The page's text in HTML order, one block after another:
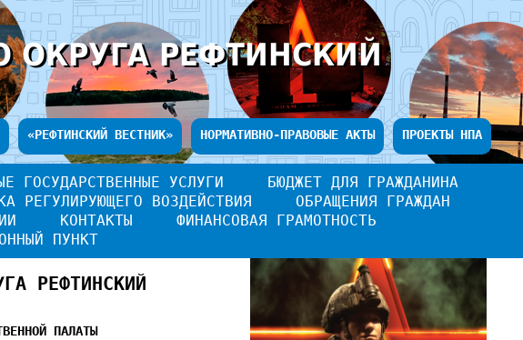
ОКРУГА РЕФТИНСКИЙ
«РЕФТИНСКИЙ ВЕСТНИК» НОРМАТИВНО-ПРАВОВЫЕ АКТЫ ПРОЕКТЫ НПА
ГОСУДАРСТВЕННЫЕ УСЛУГИ
БЮДЖЕТ ДЛЯ ГРАЖДАНИНА
РЕГУЛИРУЮЩЕГО ВОЗДЕЙСТВИЯ
ОБРАЩЕНИЯ ГРАЖДАН
КОНТАКТЫ
ФИНАНСОВАЯ ГРАМОТНОСТЬ
ПУНКТ
РЕФТИНСКИЙ
ПАЛАТЫ